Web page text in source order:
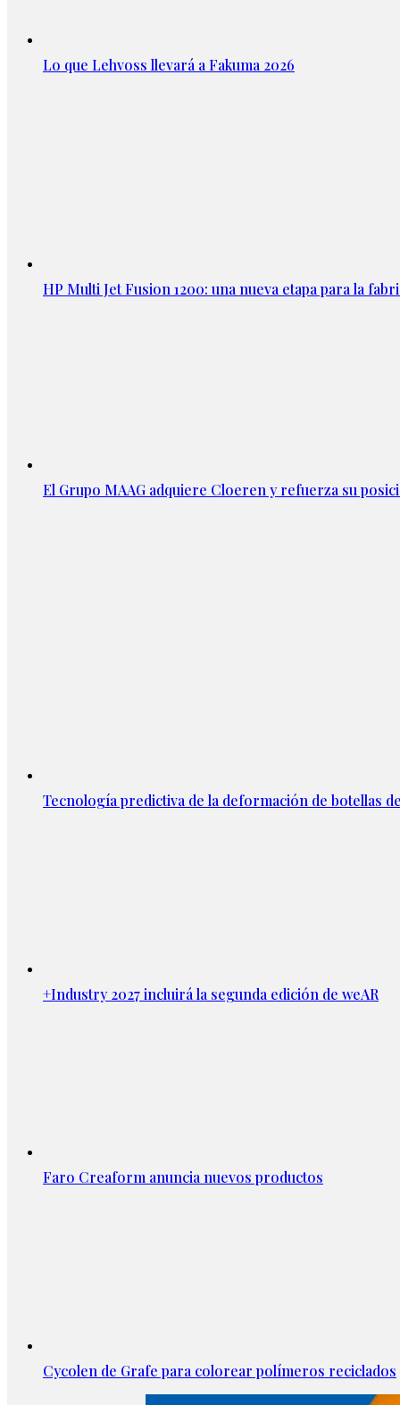
Lo que Lehvoss llevará a Fakuma 2026
HP Multi Jet Fusion 1200: una nueva etapa para la
El Grupo MAAG adquiere Cloeren y refuerza su
Tecnología predictiva de la deformación de botellas
+Industry 2027 incluirá la segunda edición de weAR
Faro Creaform anuncia nuevos productos
Cycolen de Grafe para colorear polímeros reciclados